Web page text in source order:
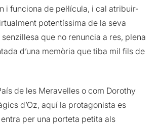
i funciona de pel·lícula, i cal atribuir-
potentíssima de la seva
que no renuncia a res, plena
d’una memòria que tiba mil fils de
de les Meravelles o com Dorothy
d’Oz, aquí la protagonista es
per una porteta petita als